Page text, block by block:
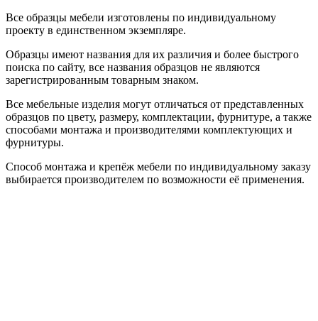
Все образцы мебели изготовлены по индивидуальному
проекту в единственном экземпляре.
Образцы имеют названия для их различия и более быстрого
поиска по сайту, все названия образцов не являются
зарегистрированным товарным знаком.
Все мебельные изделия могут отличаться от представленных
образцов по цвету, размеру, комплектации, фурнитуре, а также
способами монтажа и производителями комплектующих и
фурнитуры.
Способ монтажа и крепёж мебели по индивидуальному заказу
выбирается производителем по возможности её применения.